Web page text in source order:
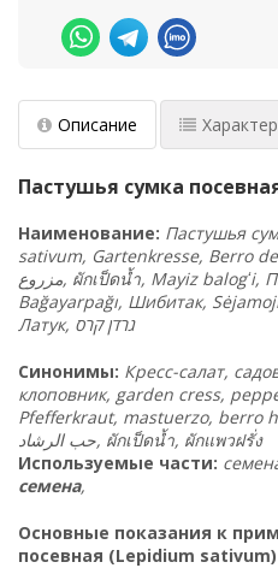
Описание
Пастушья сумка
Наименование: Пастушья
sativum, Gartenkresse, Berro
مزروع, ผักเป็ดน้ำ, Mayiz balogʻi,
Bağayarpağı, Шибитак,
Латук,
גרדן קרס
Синонимы: Кресс-салат,
клоповник, garden cress,
Pfefferkraut, mastuerzo, berro
حب الرشاد, ผักเป็ดน้ำ, ผักแพวฝรั่ง
Используемые части:
семена,
Основные показания к
посевная (Lepidium sativum)